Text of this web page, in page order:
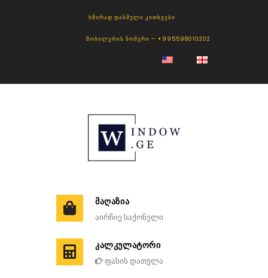
ᲮᲨᲘᲠᲐᲓ ᲓᲐᲡᲛᲣᲚᲘ ᲙᲘᲗᲮᲕᲔᲑᲘ
ᲛᲝᲑᲘᲚᲣᲠᲘᲡ ᲜᲝᲛᲔᲠᲘ – +995598010202
ᲛᲐᲦᲐᲖᲘᲐ
აირჩიე საქონელი
ᲙᲐᲚᲙᲣᲚᲐᲢᲝᲠᲘ
ფასის დათვლა